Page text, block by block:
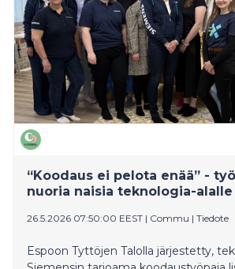
“Koodaus ei pelota enää” -
nuoria naisia teknologia-alalle
26.5.2026 07:50:00 EEST | Commu | Tiedote
Espoon Tyttöjen Talolla järjestetty,